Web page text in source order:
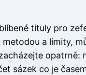
tituly pro
a limity,
opatrně:
sázek co je